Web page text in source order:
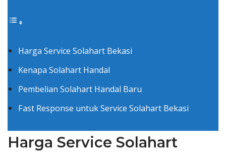
Harga Service Solahart Bekasi
Kenapa Solahart Handal
Pembelian Solahart Handal Baru
Fast Response untuk Service Solahart Bekasi
Harga Service Solahart